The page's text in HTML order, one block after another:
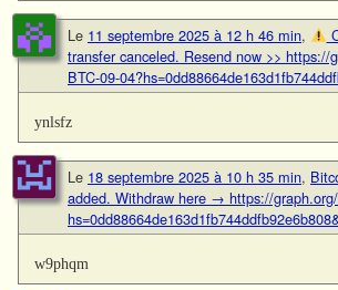
Le 11 septembre 2025 à 12 h 46 min,
transfer canceled. Resend now >> https://
BTC-09-
ynlsfz
Le 18 septembre 2025 à 10 h 35 min,
added. Withdraw here → https://
w9phqm